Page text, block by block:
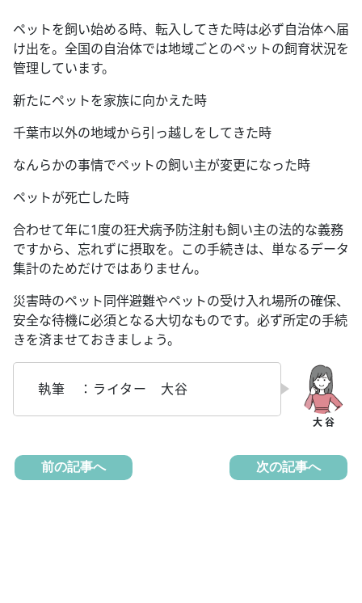
ペットを飼い始める時、転入してきた時は必ず自治体へ届
け出を。全国の自治体では地域ごとのペットの飼育状況を
管理しています。
新たにペットを家族に向かえた時
千葉市以外の地域から引っ越しをしてきた時
なんらかの事情でペットの飼い主が変更になった時
ペットが死亡した時
合わせて年に1度の狂犬病予防注射も飼い主の法的な義務
ですから、忘れずに摂取を。この手続きは、単なるデータ
集計のためだけではありません。
災害時のペット同伴避難やペットの受け入れ場所の確保、
安全な待機に必須となる大切なものです。必ず所定の手続
きを済ませておきましょう。
執筆 ：ライター 大谷
前の記事へ 次の記事へ